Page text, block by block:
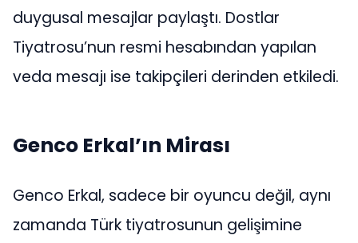
duygusal mesajlar paylaştı. Dostlar
Tiyatrosu’nun resmi hesabından yapılan
veda mesajı ise takipçileri derinden etkiledi.
Genco Erkal’ın Mirası
Genco Erkal, sadece bir oyuncu değil, aynı
zamanda Türk tiyatrosunun gelişimine